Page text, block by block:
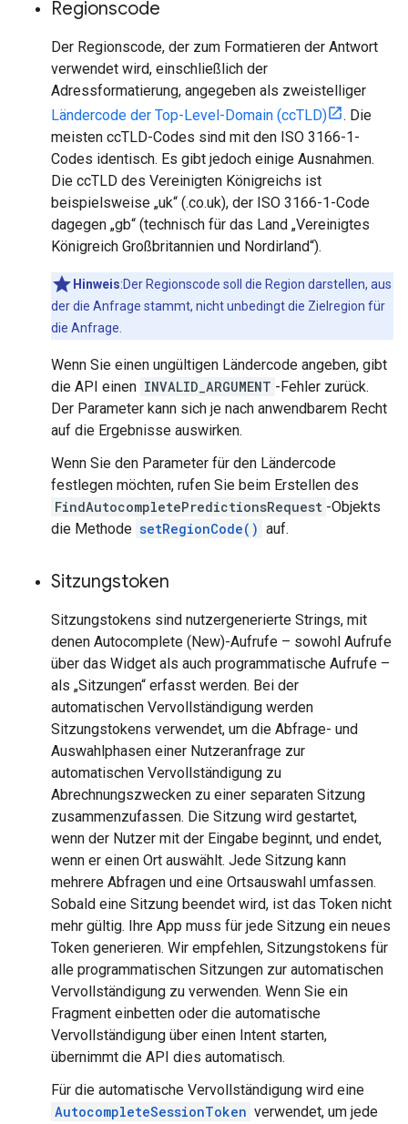
Regionscode
Der Regionscode, der zum Formatieren der Antwort
verwendet wird, einschließlich der
Adressformatierung, angegeben als zweistelliger
Ländercode der Top-Level-Domain (ccTLD)
. Die
meisten ccTLD-Codes sind mit den ISO 3166-1-
Codes identisch. Es gibt jedoch einige Ausnahmen.
Die ccTLD des Vereinigten Königreichs ist
beispielsweise „uk“ (.co.uk), der ISO 3166-1-Code
dagegen „gb“ (technisch für das Land „Vereinigtes
Königreich Großbritannien und Nordirland“).
Hinweis:Der Regionscode soll die Region darstellen, aus
der die Anfrage stammt, nicht unbedingt die Zielregion für
die Anfrage.
Wenn Sie einen ungültigen Ländercode angeben, gibt
die API einen INVALID_ARGUMENT -Fehler zurück.
Der Parameter kann sich je nach anwendbarem Recht
auf die Ergebnisse auswirken.
Wenn Sie den Parameter für den Ländercode
festlegen möchten, rufen Sie beim Erstellen des
FindAutocompletePredictionsRequest -Objekts
die Methode setRegionCode() auf.
Sitzungstoken
Sitzungstokens sind nutzergenerierte Strings, mit
denen Autocomplete (New)-Aufrufe – sowohl Aufrufe
über das Widget als auch programmatische Aufrufe –
als „Sitzungen“ erfasst werden. Bei der
automatischen Vervollständigung werden
Sitzungstokens verwendet, um die Abfrage- und
Auswahlphasen einer Nutzeranfrage zur
automatischen Vervollständigung zu
Abrechnungszwecken zu einer separaten Sitzung
zusammenzufassen. Die Sitzung wird gestartet,
wenn der Nutzer mit der Eingabe beginnt, und endet,
wenn er einen Ort auswählt. Jede Sitzung kann
mehrere Abfragen und eine Ortsauswahl umfassen.
Sobald eine Sitzung beendet wird, ist das Token nicht
mehr gültig. Ihre App muss für jede Sitzung ein neues
Token generieren. Wir empfehlen, Sitzungstokens für
alle programmatischen Sitzungen zur automatischen
Vervollständigung zu verwenden. Wenn Sie ein
Fragment einbetten oder die automatische
Vervollständigung über einen Intent starten,
übernimmt die API dies automatisch.
Für die automatische Vervollständigung wird eine
AutocompleteSessionToken verwendet, um jede